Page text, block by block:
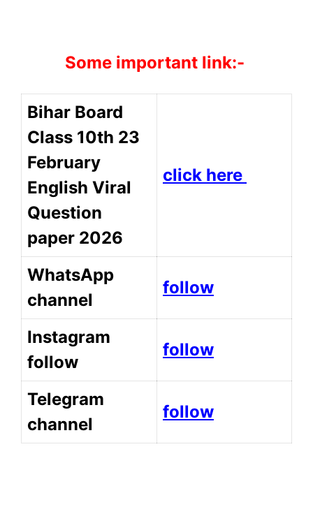
Some important link:-
Bihar Board
Class 10th 23
February
English Viral
Question
paper 2026
click here
WhatsApp
channel
follow
Instagram
follow
follow
Telegram
channel
follow